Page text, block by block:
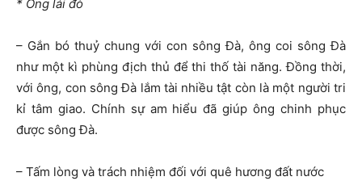
* Ông lái đò
– Gắn bó thuỷ chung với con sông Đà, ông coi sông Đà
như một kì phùng địch thủ để thi thố tài năng. Đồng thời,
với ông, con sông Đà lắm tài nhiều tật còn là một người tri
kỉ tâm giao. Chính sự am hiểu đã giúp ông chinh phục
được sông Đà.
– Tấm lòng và trách nhiệm đối với quê hương đất nước